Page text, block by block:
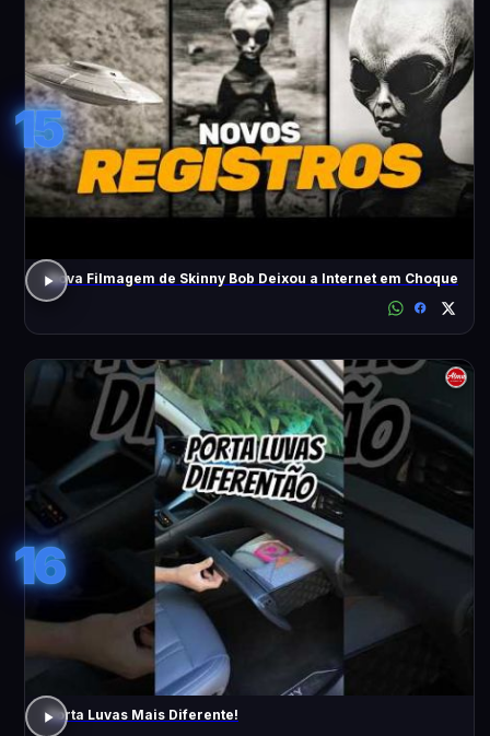
15
Nova Filmagem de Skinny Bob Deixou a Internet em Choque
16
Porta Luvas Mais Diferente!